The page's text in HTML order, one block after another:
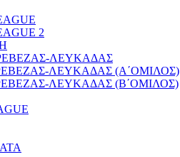
2
ΛΕΥΚΑΔΑΣ
ΛΕΥΚΑΔΑΣ (Α΄ΟΜΙΛΟΣ)
ΛΕΥΚΑΔΑΣ (Β΄ΟΜΙΛΟΣ)